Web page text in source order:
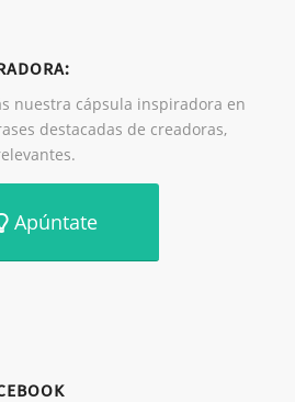
nuestra cápsula inspiradora en
destacadas de creadoras,
Apúntate